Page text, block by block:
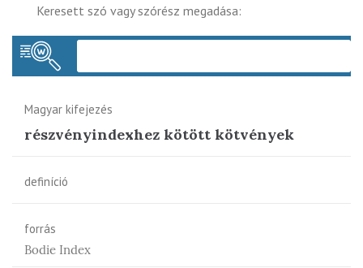
Keresett szó vagy szórész megadása:
Magyar kifejezés
részvényindexhez kötött kötvények
definíció
forrás
Bodie Index